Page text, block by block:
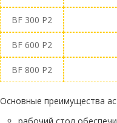
BF 300 P2
BF 600 P2
BF 800 P2
Основные преимущества